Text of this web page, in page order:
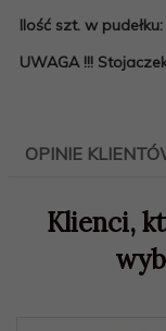
Ilość szt. w
UWAGA !!!
OPINIE
Klienci,